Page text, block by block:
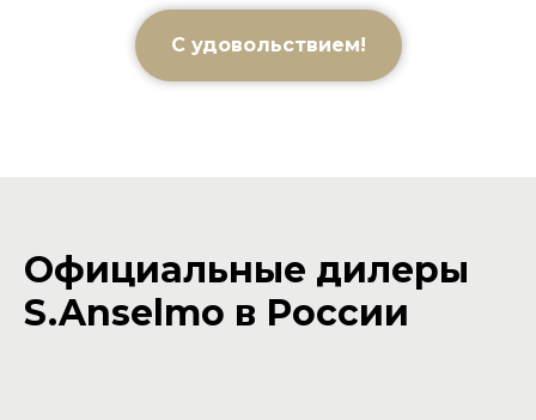
С удовольствием!
Официальные дилеры
S.Anselmo в России